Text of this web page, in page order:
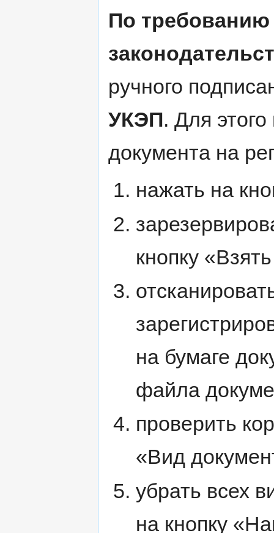
По
ручного
УКЭП. Для
документа на
нажать на
кнопку
на бумаге
файла
проверить
«Вид
убрать всех
на кнопку